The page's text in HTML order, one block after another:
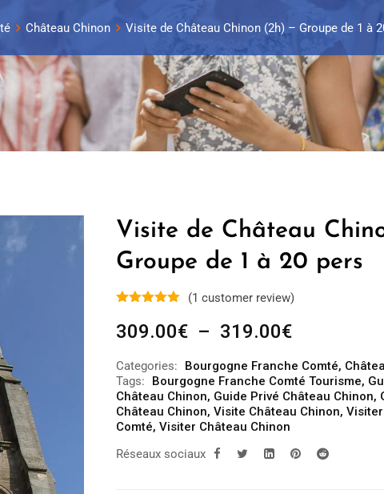
Château Chinon Visite de Château Chinon (2h) – Groupe de 1 à
Visite de Château
Groupe de 1 à 20 pers
(1 customer review)
309.00€ – 319.00€Plage
prix :
309.00€
à
319.00€
Categories: Bourgogne Franche Comté,
Tags:
Bourgogne Franche Comté Tourisme,
Château Chinon, Guide Privé Château Chinon,
Château Chinon, Visite Château Chinon,
Comté, Visiter Château Chinon
Réseaux sociaux